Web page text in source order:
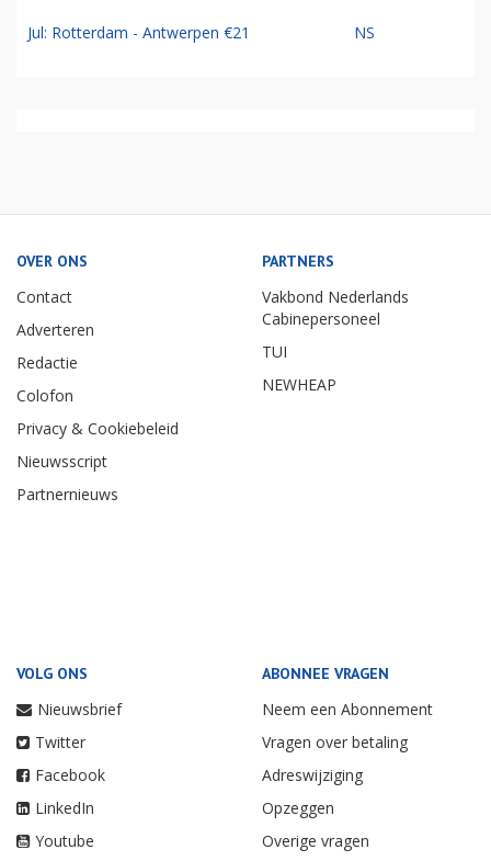
Jul: Rotterdam - Antwerpen €21 NS
OVER ONS
Contact
Adverteren
Redactie
Colofon
Privacy & Cookiebeleid
Nieuwsscript
Partnernieuws
PARTNERS
Vakbond Nederlands
Cabinepersoneel
TUI
NEWHEAP
VOLG ONS
Nieuwsbrief
Twitter
Facebook
LinkedIn
Youtube
ABONNEE VRAGEN
Neem een Abonnement
Vragen over betaling
Adreswijziging
Opzeggen
Overige vragen